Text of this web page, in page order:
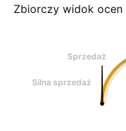
Zbiorczy widok ocen
Sprzedaż
Silna sprzedaż